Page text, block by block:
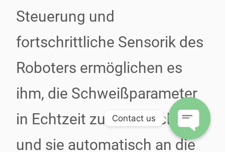
Steuerung und
fortschrittliche Sensorik des
Roboters ermöglichen es
ihm, die Schweißparameter
in Echtzeit zu überwachen
und sie automatisch an die
Contact us
Open